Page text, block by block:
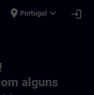
place Portugal expand_more login
alguns